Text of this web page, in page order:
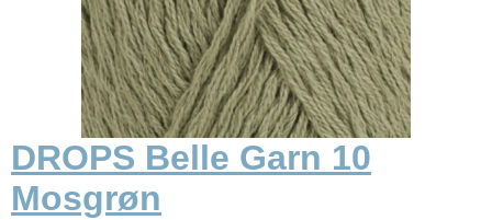
DROPS Belle Garn 10
Mosgrøn